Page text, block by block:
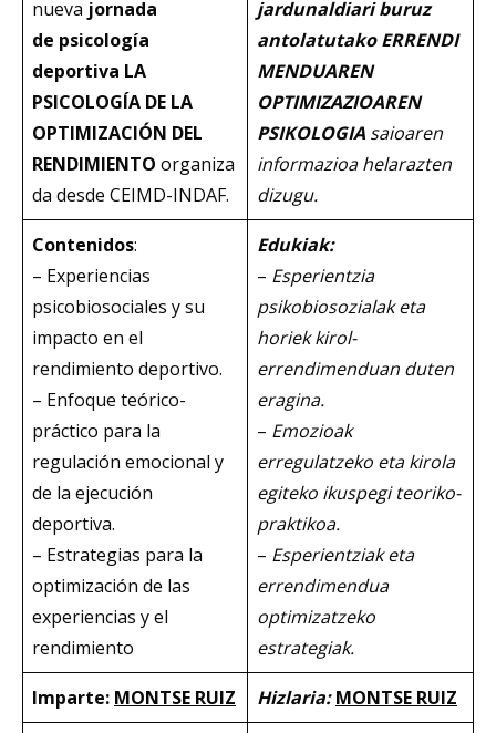
nueva jornada
de psicología
deportiva LA
PSICOLOGÍA DE LA
OPTIMIZACIÓN DEL
RENDIMIENTO organiza
da desde CEIMD-INDAF.
jardunaldiari buruz
antolatutako ERRENDI
MENDUAREN
OPTIMIZAZIOAREN
PSIKOLOGIA saioaren
informazioa helarazten
dizugu.
Contenidos:
– Experiencias
psicobiosociales y su
impacto en el
rendimiento deportivo.
– Enfoque teórico-
práctico para la
regulación emocional y
de la ejecución
deportiva.
– Estrategias para la
optimización de las
experiencias y el
rendimiento
Edukiak:
– Esperientzia
psikobiosozialak eta
horiek kirol-
errendimenduan duten
eragina.
– Emozioak
erregulatzeko eta kirola
egiteko ikuspegi teoriko-
praktikoa.
– Esperientziak eta
errendimendua
optimizatzeko
estrategiak.
Imparte: MONTSE RUIZ Hizlaria: MONTSE RUIZ